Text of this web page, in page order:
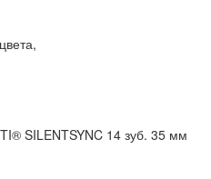
SILENTSYNC 14 зуб. 35 мм